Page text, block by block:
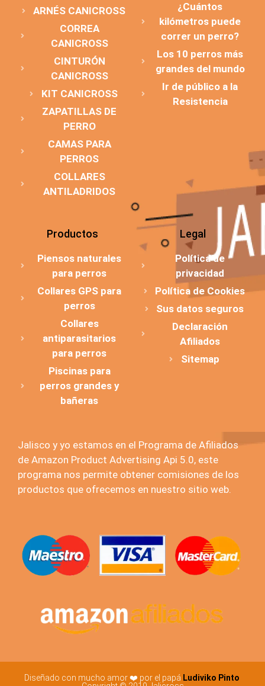
ARNÉS CANICROSS
CORREA
CANICROSS
CINTURÓN
CANICROSS
KIT CANICROSS
ZAPATILLAS DE
PERRO
CAMAS PARA
PERROS
COLLARES
ANTILADRIDOS
¿Cuántos
kilómetros puede
correr un perro?
Los 10 perros más
grandes del mundo
Ir de público a la
Resistencia
Productos
Piensos naturales
para perros
Collares GPS para
perros
Collares
antiparasitarios
para perros
Piscinas para
perros grandes y
bañeras
Legal
Política de
privacidad
Política de Cookies
Sus datos seguros
Declaración
Afiliados
Sitemap
Jalisco y yo estamos en el Programa de Afiliados
de Amazon Product Advertising Api 5.0, este
programa nos permite obtener comisiones de los
productos que ofrecemos en nuestro sitio web.
Diseñado con mucho amor ❤️ por el papá Ludiviko Pinto